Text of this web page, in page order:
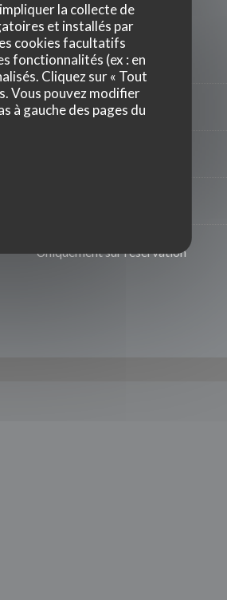
la collecte de
et installés par
cookies facultatifs
fonctionnalités (ex : en
Cliquez sur « Tout
Vous pouvez modifier
à gauche des pages du
* Uniquement sur réservation
nouvelle fenêtre))
fenêtre))
nouvelle fenêtre))